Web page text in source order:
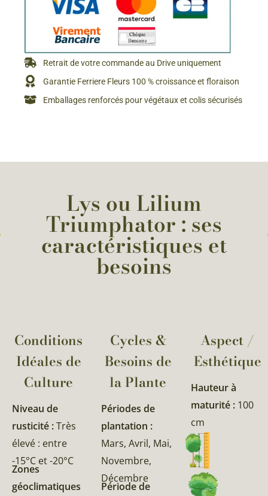
Retrait de votre commande au Drive uniquement
Garantie Ferriere Fleurs 100 % croissance et floraison
Emballages renforcés pour végétaux et colis sécurisés
Lys ou Lilium
Triumphator : ses
caractéristiques et
besoins
Conditions
Idéales de
Culture
Niveau de
rusticité :Très
élevé : entre
-15°C et -20°C
Zones
géoclimatiques
Cycles &
Besoins de
la Plante​
Périodes de
plantation :
Mars, Avril, Mai,
Novembre,
Décembre
Période de
Aspect /
Esthétique
Hauteur à
maturité : 100
cm